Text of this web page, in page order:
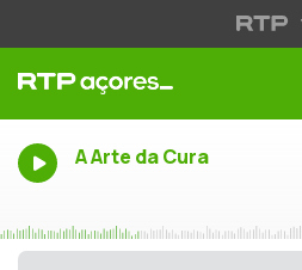
A Arte da Cura